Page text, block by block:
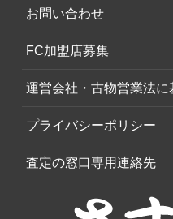
お問い合わせ
FC加盟店募集
運営会社・古物営業法に
プライバシーポリシー
査定の窓口専用連絡先